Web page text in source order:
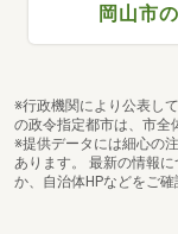
岡山市
※行政機関により公表し
の政令指定都市は、市全
※提供データには細心の
あります。 最新の情報
か、自治体HPなどをご確